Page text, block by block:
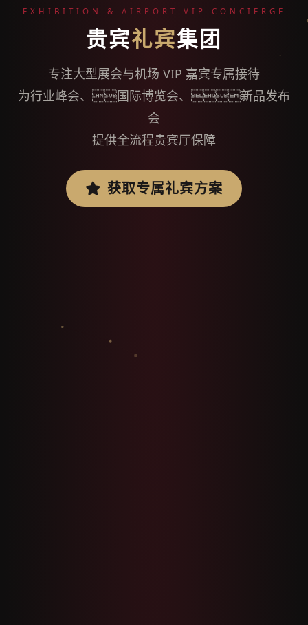
EXHIBITION & AIRPORT VIP CONCIERGE
贵宾礼宾集团
专注大型展会与机场 VIP 嘉宾专属接待
为行业峰会、国际博览会、新品发布
会
提供全流程贵宾厅保障
获取专属礼宾方案